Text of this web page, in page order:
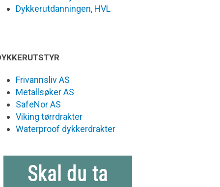
Dykkerutdanningen, HVL
Frivannsliv AS
Metallsøker AS
SafeNor AS
Viking tørrdrakter
Waterproof dykkerdrakter